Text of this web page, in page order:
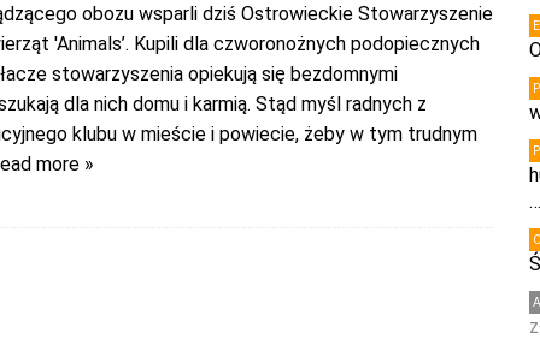
obozu wsparli dziś Ostrowieckie Stowarzyszenie
'Animals’. Kupili dla czworonożnych podopiecznych
stowarzyszenia opiekują się bezdomnymi
dla nich domu i karmią. Stąd myśl radnych z
klubu w mieście i powiecie, żeby w tym trudnym
more »
…